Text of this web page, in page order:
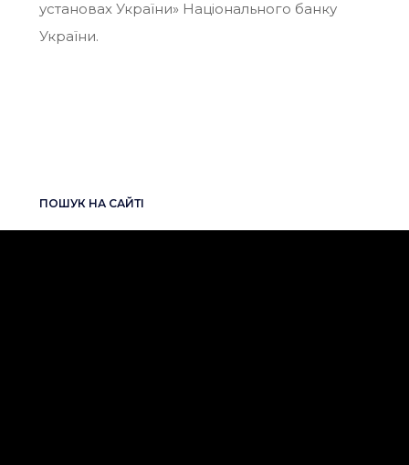
установах України» Національного банку
України.
ПОШУК НА САЙТІ